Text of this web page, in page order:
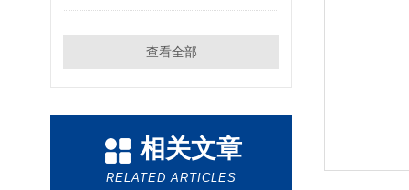
查看全部
相关文章
RELATED ARTICLES